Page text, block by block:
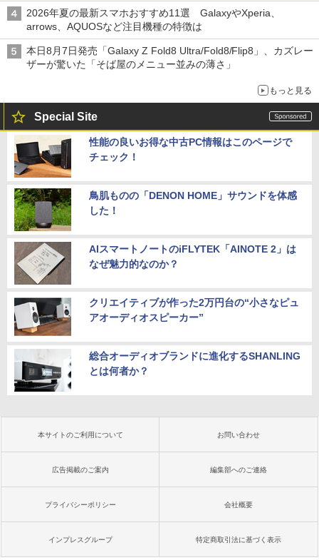
2026年夏の最新スマホおすすめ11選 GalaxyやXperia、
arrows、AQUOSなど注目機種の特徴は
本日8月7日発売「Galaxy Z Fold8 Ultra/Fold8/Flip8」、カズレー
ザーが驚いた「そば屋のメニュー並みの薄さ」
もっと見る
Special Site
性能の良いお得な中古PC情報はこのページで
チェック！
鳥肌ものの「DENON HOME」サウンドを体感
した！
AIスマートノートのiFLYTEK「AINOTE 2」は
なぜ魅力的なのか？
クリエイティブが作った2万円台の“小さなピュ
アオーディオスピーカー”
総合オーディオブランドに進化するSHANLING
とは何者か？
本サイトのご利用について お問い合わせ
広告掲載のご案内 編集部へのご連絡
プライバシーポリシー 会社概要
インプレスグループ 特定商取引法に基づく表示